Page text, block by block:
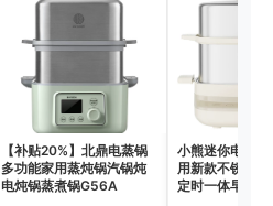
【补贴20%】北鼎电蒸锅
多功能家用蒸炖锅汽锅炖
电炖锅蒸煮锅G56A
小熊迷你电蒸
用新款不锈钢
定时一体早餐机